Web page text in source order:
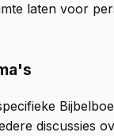
laten voor
discussies